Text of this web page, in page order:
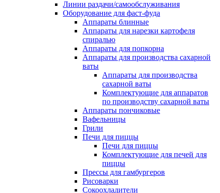
Линии раздачи/самообслуживания
Оборудование для фаст-фуда
Аппараты блинные
Аппараты для нарезки картофеля
спиралью
Аппараты для попкорна
Аппараты для производства сахарной
ваты
Аппараты для производства
сахарной ваты
Комплектующие для аппаратов
по производству сахарной ваты
Аппараты пончиковые
Вафельницы
Грили
Печи для пиццы
Печи для пиццы
Комплектующие для печей для
пиццы
Прессы для гамбургеров
Рисоварки
Сокоохладители